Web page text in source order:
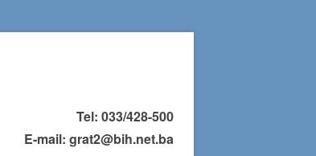
Tel: 033/428-500
E-mail: grat2@bih.net.ba